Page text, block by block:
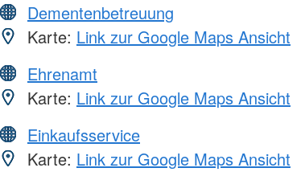
Dementenbetreuung
Karte: Link zur Google Maps Ansicht
Ehrenamt
Karte: Link zur Google Maps Ansicht
Einkaufsservice
Karte: Link zur Google Maps Ansicht